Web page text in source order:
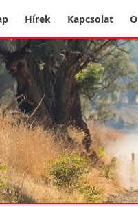
Hírek Kapcsolat